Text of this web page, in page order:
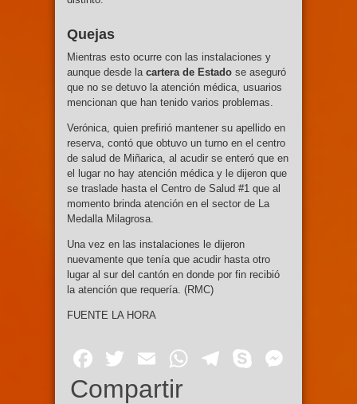
Quejas
Mientras esto ocurre con las instalaciones y
aunque desde la cartera de Estado se aseguró
que no se detuvo la atención médica, usuarios
mencionan que han tenido varios problemas.
Verónica, quien prefirió mantener su apellido en
reserva, contó que obtuvo un turno en el centro
de salud de Miñarica, al acudir se enteró que en
el lugar no hay atención médica y le dijeron que
se traslade hasta el Centro de Salud #1 que al
momento brinda atención en el sector de La
Medalla Milagrosa.
Una vez en las instalaciones le dijeron
nuevamente que tenía que acudir hasta otro
lugar al sur del cantón en donde por fin recibió
la atención que requería. (RMC)
FUENTE LA HORA
Facebook
Twitter
EmailWhatsApp
Telegram
Skype
Compartir